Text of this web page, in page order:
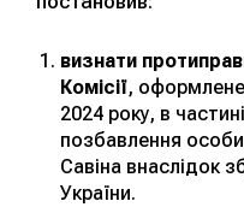
визнати
Комісії,
2024 року, в
позбавлення
Савіна внаслідок
України.